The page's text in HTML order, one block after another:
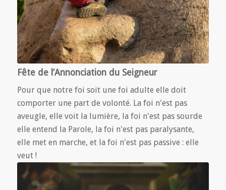
Fête de l’Annonciation du Seigneur
Pour que notre foi soit une foi adulte elle doit
comporter une part de volonté. La foi n'est pas
aveugle, elle voit la lumière, la foi n'est pas sourde
elle entend la Parole, la foi n'est pas paralysante,
elle met en marche, et la foi n'est pas passive : elle
veut !